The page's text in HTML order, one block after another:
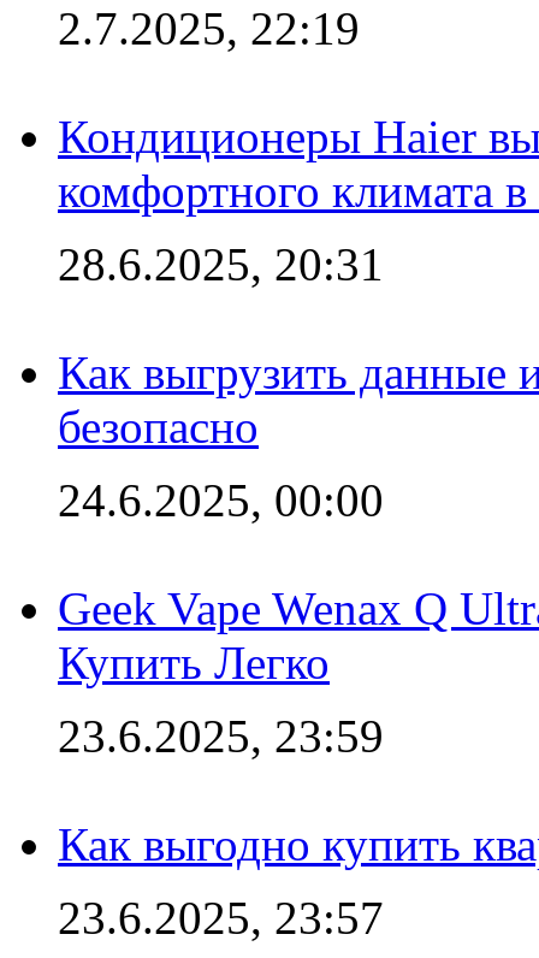
2.7.2025, 22:19
Кондиционеры Haier
комфортного климата
28.6.2025, 20:31
Как выгрузить данные
безопасно
24.6.2025, 00:00
Geek Vape Wenax Q
Купить Легко
23.6.2025, 23:59
Как выгодно купить
23.6.2025, 23:57